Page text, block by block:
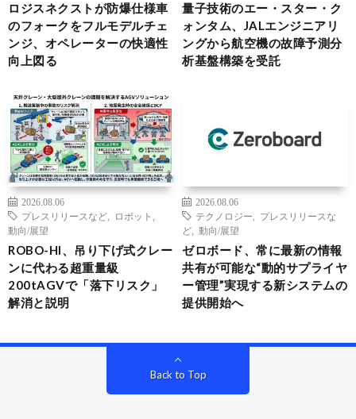
ロジスネクストが防爆仕様車
のフォークをフルモデルチェ
ンジ、オペレーターの快適性
向上図る
量子技術のエー・スター・ク
ォンタム、JALエンジニアリ
ングから航空機の故障予測分
析基盤構築を受託
2026.08.06
プレスリリースなど
ロボット
動向/展望
ROBO-HI、吊り下げ式クレー
ンに代わる超重量級
200tAGVで「落下リスク」
解消と説明
2026.08.06
テクノロジー
プレスリリースな
ど
動向/展望
ゼロボード、常に最新の情報
共有が可能な“動的サプライヤ
ー管理”実現する新システムの
提供開始へ
Back to Top